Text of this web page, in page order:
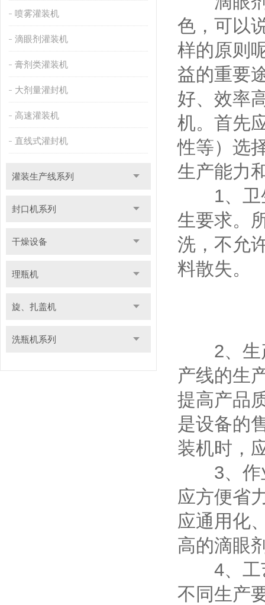
喷雾灌装机
滴眼剂灌装机
膏剂类灌装机
大剂量灌封机
高速灌装机
直线式灌封机
灌装生产线系列
封口机系列
干燥设备
理瓶机
旋、扎盖机
洗瓶机系列
色，可以
样的原则
益的重要
好、效率
机。首先
性等）选
生产能力
1、卫生
生要求。
洗，不允
料散失。
2、生产
产线的生
提高产品
是设备的
装机时，
3、作业
应方便省
应通用化
高的滴眼
4、工艺
不同生产